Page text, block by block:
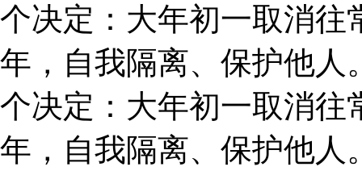
个决定：大年初一取消往
年，自我隔离、保护他人
个决定：大年初一取消往
年，自我隔离、保护他人